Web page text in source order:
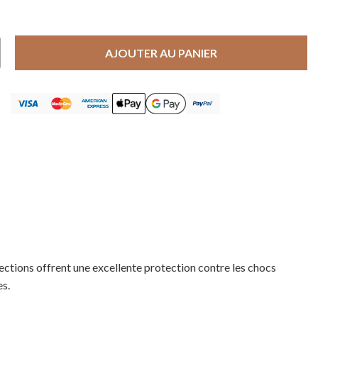
AJOUTER AU PANIER
offrent une excellente protection contre les chocs